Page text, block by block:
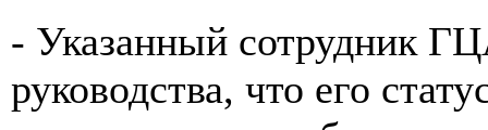
- Указанный сотрудник
руководства, что его